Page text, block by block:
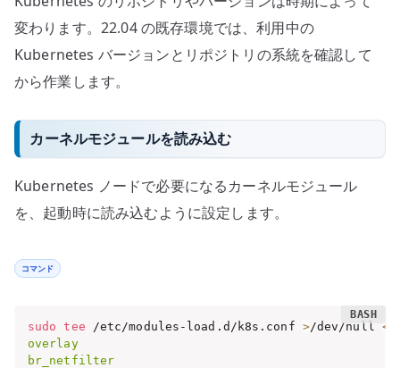
変わります。22.04 の既存環境では、利用中の
Kubernetes バージョンとリポジトリの系統を確認して
から作業します。
カーネルモジュールを読み込む
Kubernetes ノードで必要になるカーネルモジュール
を、起動時に読み込むように設定します。
コマンド
sudo tee /etc/modules-load.d/k8s.conf >/dev/null <<
overlay
br_netfilter